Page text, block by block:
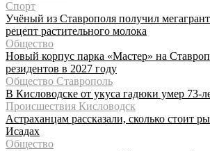
Спорт
Учёный из Ставрополя получил
рецепт растительного молока
Общество
Новый корпус парка «Мастер» на
резидентов в 2027 году
Общество Ставрополь
В Кисловодске от укуса гадюки умер 73-
Происшествия Кисловодск
Астраханцам рассказали, сколько стоит
Исадах
Общество